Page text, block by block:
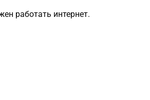
работать интернет.